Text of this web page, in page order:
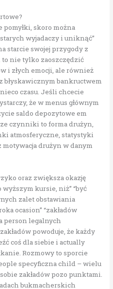
pomyłki, skoro można
wyjadaczy i uniknąć”
starcie swojej przygody z
nie tylko zaoszczędzić
i złych emocji, ale również
błyskawicznym bankructwem
czasu. Jeśli chcecie
że w menus głównym
saldo depozytowe em
czynniki to forma drużyn,
atmosferyczne, statystyki
drużyn w danym
oraz zwiększa okazję
kursie, niż” “być
zalet obstawiania
ocasion” “zakładów
person legalnych
powoduje, że każdy
coś dla siebie i actually
Rozmowy to sporcie
specyficzna child – wielu
zakładów pozo punktami.
bukmacherskich